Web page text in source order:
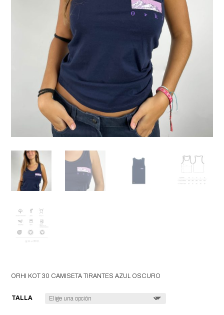
ORHI KOT 30 CAMISETA TIRANTES AZUL OSCURO
TALLA